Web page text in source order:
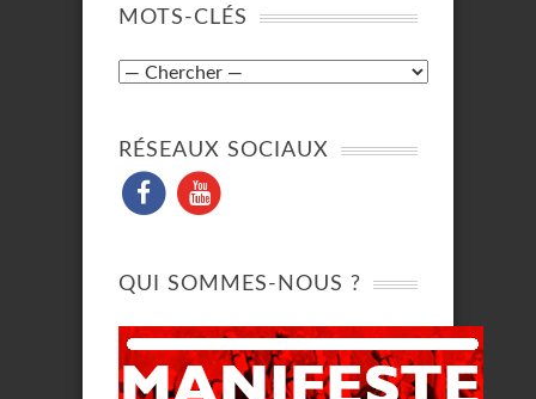
MOTS-CLÉS
RÉSEAUX SOCIAUX
QUI SOMMES-NOUS ?